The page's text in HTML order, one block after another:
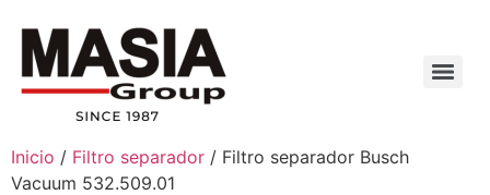
Inicio / Filtro separador / Filtro separador Busch
Vacuum 532.509.01